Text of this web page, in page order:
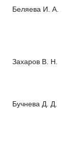
Беляева И. А.
Захаров В. Н.
Бучнева Д. Д.